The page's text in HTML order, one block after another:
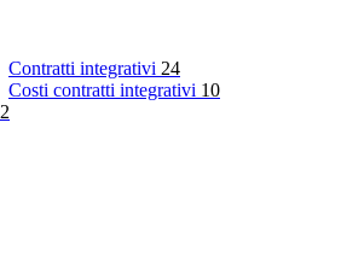
Contratti integrativi 24
Costi contratti integrativi 10
2